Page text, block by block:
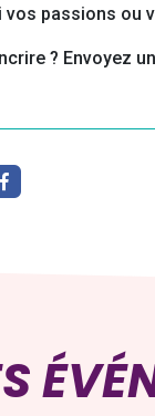
passions ou
? Envoyez